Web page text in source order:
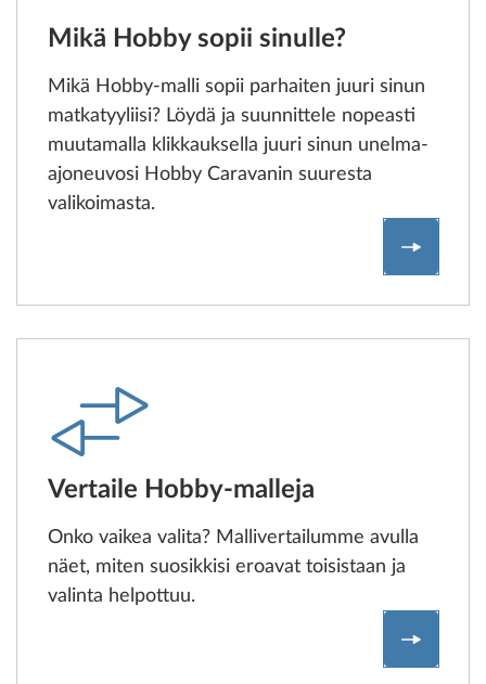
Mikä Hobby sopii sinulle?
Mikä Hobby-malli sopii parhaiten juuri sinun
matkatyyliisi? Löydä ja suunnittele nopeasti
muutamalla klikkauksella juuri sinun unelma-
ajoneuvosi Hobby Caravanin suuresta
valikoimasta.
Vertaile Hobby-malleja
Onko vaikea valita? Mallivertailumme avulla
näet, miten suosikkisi eroavat toisistaan ja
valinta helpottuu.